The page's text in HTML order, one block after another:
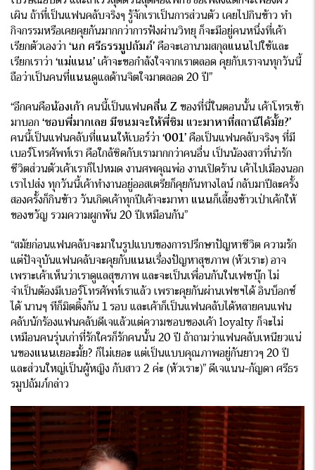
เผิน ถ้าที่เป็นแฟนคลับจริงๆ รู้จักเราเป็นการส่วนตัว เคยไปกินข้าว ทำ
กิจกรรมหรือเคยคุยกันมากกว่าการฟังผ่านวิทยุ ก็จะมีอยู่คนหนึ่งที่เค้า
เรียกตัวเองว่า ‘นก ศรีธรรมูปถัมภ์’ คือจะเอานามสกุลแนนไปใช้และ
เรียกเราว่า ‘แม่แนน’ เค้าจะขอกำลังใจจากเราตลอด คุยกับเราจนทุกวันนี้
ถือว่าเป็นคนที่แนนดูแลด้านจิตใจมาตลอด 20 ปี”
“อีกคนคือน้องเก้า คนนี้เป็นแฟนคลื่น Z ของที่นี่ในตอนนั้น เค้าโทรเข้า
มาบอก ‘ชอบพี่มากเลย มีขนมจะให้พี่ชิม แวะมาหาที่สถานีได้มั้ย?’
คนนี้เป็นแฟนคลับที่แนนให้เบอร์ว่า ‘001’ คือเป็นแฟนคลับจริงๆ ที่มี
เบอร์โทรศัพท์เรา คือใกล้ชิดกับเรามากกว่าคนอื่น เป็นน้องสาวที่น่ารัก
ชีวิตส่วนตัวเค้าเราก็ไปหมด งานศพคุณพ่อ งานเปิดร้าน เค้าไปเมืองนอก
เราไปส่ง ทุกวันนี้เค้าทำงานอยู่ออสเตรียก็คุยกันทางไลน์ กลับมาปีละครั้ง
สองครั้งก็กินข้าว วันเกิดเค้าทุกปีเค้าจะมาหา แนนก็เลี้ยงข้าวเป่าเค้กให้
ของขวัญ รวมความผูกพัน 20 ปีเหมือนกัน”
“สมัยก่อนแฟนคลับจะมาในรูปแบบของการปรึกษาปัญหาชีวิต ความรัก
แต่ปัจจุบันแฟนคลับจะคุยกับแนนเรื่องปัญหาสุขภาพ (หัวเราะ) อาจ
เพราะเค้าเห็นว่าเราดูแลสุขภาพ และจะเป็นเพื่อนกันในเฟซบุ๊ก ไม่
จำเป็นต้องมีเบอร์โทรศัพท์เราแล้ว เพราะคุยกันผ่านเฟซฯได้ อินบ็อกซ์
ได้ นานๆ ทีก็มิตติ้งกัน 1 รอบ และเค้าก็เป็นแฟนคลับได้หลายคนแฟน
คลับนักร้องแฟนคลับดีเจแล้วแต่ความชอบของเค้า loyalty ก็จะไม่
เหมือนคนรุ่นเก่าที่รักใครก็รักคนนั้น 20 ปี ถ้าถามว่าแฟนคลับเหนียวแน่
นของแนนเยอะมั้ย? ก็ไม่เยอะ แต่เป็นแบบคุณภาพอยู่กันยาวๆ 20 ปี
และส่วนใหญ่เป็นผู้หญิง กับสาว 2 ค่ะ (หัวเราะ)” ดีเจแนน-กัญดา ศรีธร
รมูปถัมภ์กล่าว